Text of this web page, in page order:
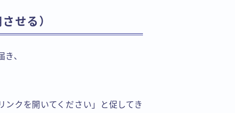
せる）
、
クを開いてください」と促してき